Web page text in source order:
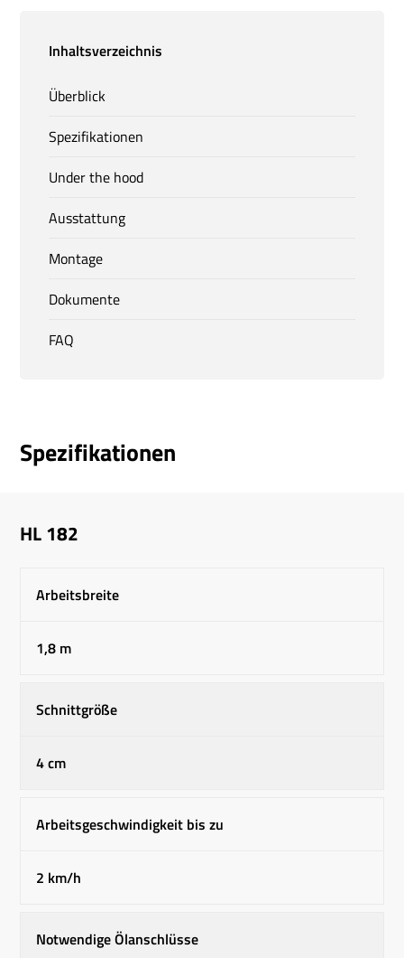
Inhaltsverzeichnis
Überblick
Spezifikationen
Under the hood
Ausstattung
Montage
Dokumente
FAQ
Spezifikationen
HL 182
Arbeitsbreite
1,8 m
Schnittgröße
4 cm
Arbeitsgeschwindigkeit bis zu
2 km/h
Notwendige Ölanschlüsse